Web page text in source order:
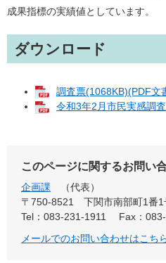
成果指標の実績値としています。
ダウンロード
調査票(1068KB)(PDF文
令和3年2月市民実感調
このページに関するお問い
企画課
代表
〒750-8521
下関市南部町1番1
Tel：083-231-1911
Fax：
メールでのお問い合わせはこち